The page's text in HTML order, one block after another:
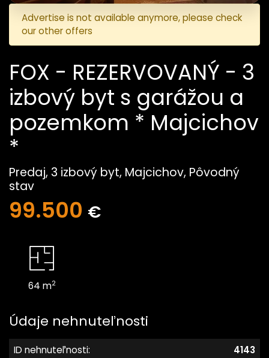
Advertise is not available anymore, please check
our other offers
FOX - REZERVOVANÝ - 3
izbový byt s garážou a
pozemkom * Majcichov
*
Predaj, 3 izbový byt, Majcichov, Pôvodný
stav
99.500 €
64 m2
Údaje nehnuteľnosti
ID nehnuteľnosti:
4143